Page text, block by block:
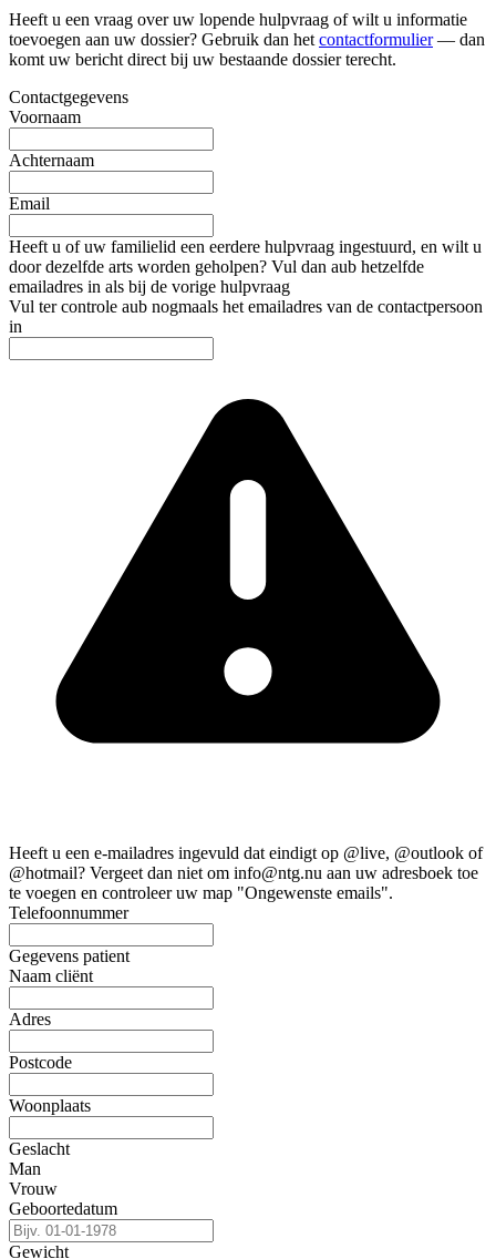
Heeft u een vraag over uw lopende hulpvraag of wilt u informatie
toevoegen aan uw dossier? Gebruik dan het contactformulier— dan
komt uw bericht direct bij uw bestaande dossier terecht.
Contactgegevens
Voornaam
Achternaam
Email
Heeft u of uw familielid een eerdere hulpvraag ingestuurd, en wilt u
door dezelfde arts worden geholpen? Vul dan aub hetzelfde
emailadres in als bij de vorige hulpvraag
Vul ter controle aub nogmaals het emailadres van de contactpersoon
in
Heeft u een e-mailadres ingevuld dat eindigt op @live, @outlook of
@hotmail? Vergeet dan niet om info@ntg.nu aan uw adresboek toe
te voegen en controleer uw map "Ongewenste emails".
Telefoonnummer
Gegevens patient
Naam cliënt
Adres
Postcode
Woonplaats
Geslacht
Man
Vrouw
Geboortedatum
Gewicht